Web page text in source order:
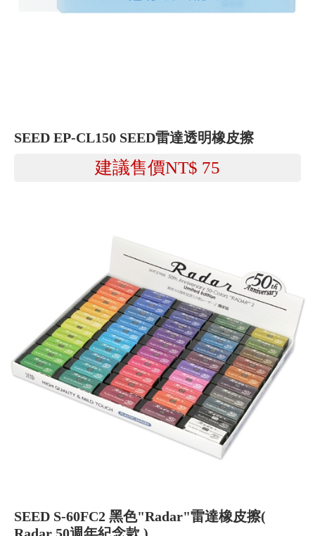
SEED EP-CL150 SEED雷達透明橡皮擦
建議售價NT$ 75
SEED S-60FC2 黑色"Radar"雷達橡皮擦(